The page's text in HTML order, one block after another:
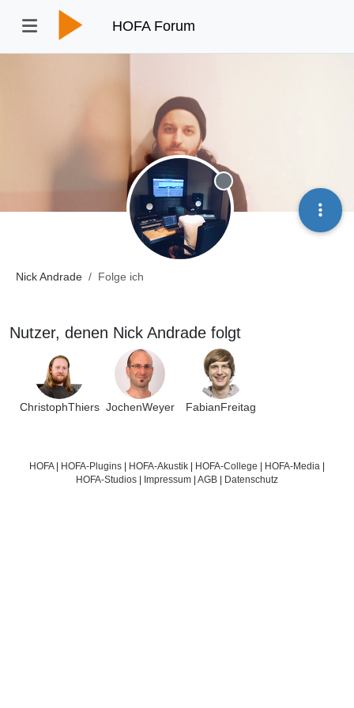
HOFA Forum
Nick Andrade Folge ich
Offline
Nutzer, denen Nick Andrade folgt
ChristophThiers JochenWeyer FabianFreitag
HOFA| HOFA-Plugins HOFA-Akustik HOFA-College HOFA-Media
HOFA-Studios
Impressum AGB Datenschutz